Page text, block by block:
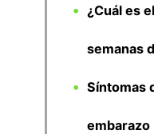
¿Cuál es
semanas
Síntomas
embarazo